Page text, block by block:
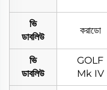
ভি
ডাবলিউ
করাডো
ভি
ডাবলিউ
GOLF
Mk IV